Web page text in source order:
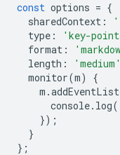
const options = {
sharedContext :
type : 'key-
format :
length : 'medium'
monitor(m)
{
m .
console. log(
});
}
};